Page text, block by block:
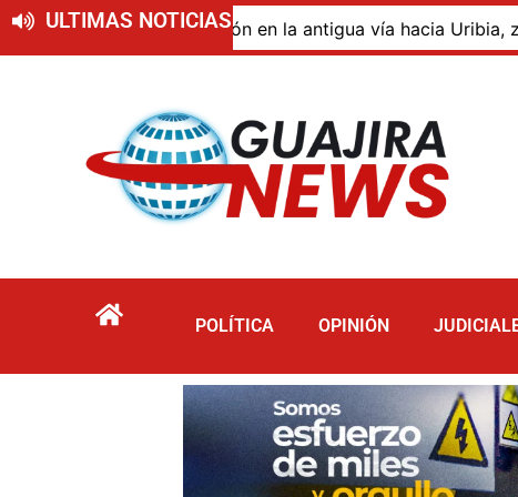
ULTIMAS NOTICIAS
de descomposición en la antigua vía hacia Uribia, zona
POLÍTICA OPINIÓN